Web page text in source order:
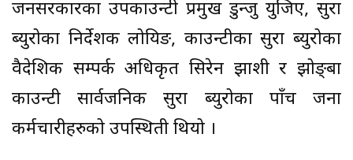
जनसरकारका उपकाउन्टी प्रमुख डुन्जु युजिए, सुरक्षा
ब्युरोका निर्देशक लोयिङ, काउन्टीका सुरक्षा ब्युरोका
वैदेशिक सम्पर्क अधिकृत सिरेन झाशी र झोङ्बा
काउन्टी सार्वजनिक सुरक्षा ब्युरोका पाँच जना
कर्मचारीहरुको उपस्थिती थियो ।